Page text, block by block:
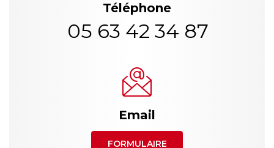
Téléphone
05 63 42 34 87
Email
FORMULAIRE